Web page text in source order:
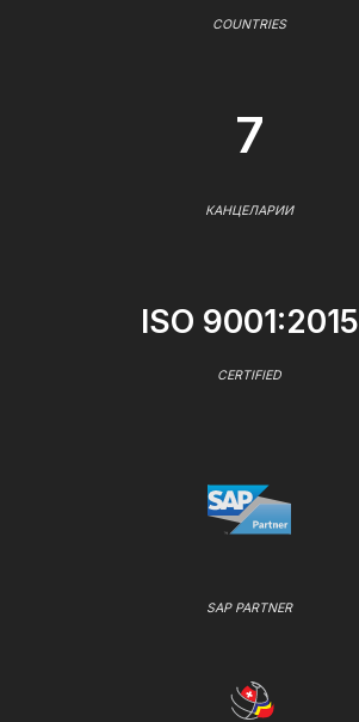
COUNTRIES
7
КАНЦЕЛАРИИ
ISO 9001:2015
CERTIFIED
SAP PARTNER